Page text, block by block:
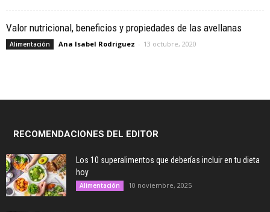
Valor nutricional, beneficios y propiedades de las avellanas
Alimentación Ana Isabel Rodriguez - 13 octubre, 2020
RECOMENDACIONES DEL EDITOR
Los 10 superalimentos que deberías incluir en tu dieta
hoy
Alimentación 10 noviembre, 2025